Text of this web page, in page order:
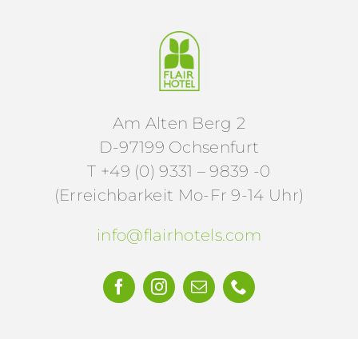
Am Alten Berg 2
D-97199 Ochsenfurt
T +49 (0) 9331 – 9839 -0
(Erreichbarkeit Mo-Fr 9-14 Uhr)
info@flairhotels.com